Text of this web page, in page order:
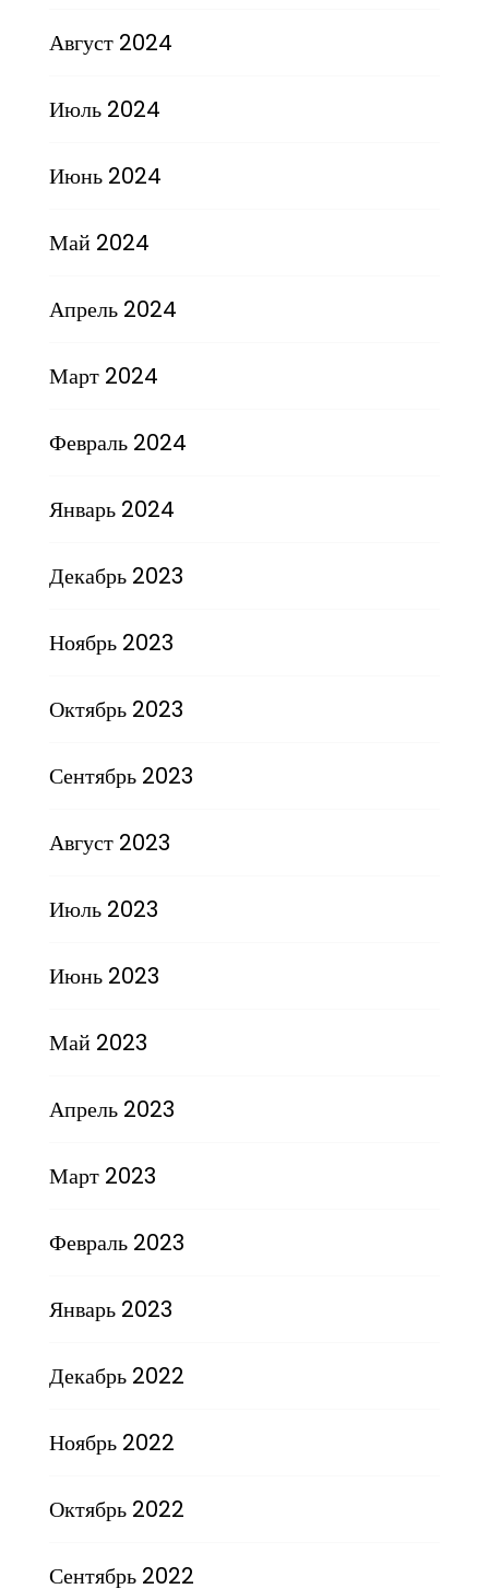
Август 2024
Июль 2024
Июнь 2024
Май 2024
Апрель 2024
Март 2024
Февраль 2024
Январь 2024
Декабрь 2023
Ноябрь 2023
Октябрь 2023
Сентябрь 2023
Август 2023
Июль 2023
Июнь 2023
Май 2023
Апрель 2023
Март 2023
Февраль 2023
Январь 2023
Декабрь 2022
Ноябрь 2022
Октябрь 2022
Сентябрь 2022